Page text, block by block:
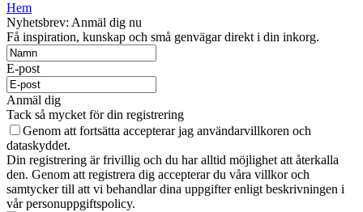
Hem
Nyhetsbrev: Anmäl dig nu
Få inspiration, kunskap och små genvägar direkt i din inkorg.
E-post
Anmäl dig
Tack så mycket för din registrering
Genom att fortsätta accepterar jag användarvillkoren och
dataskyddet.
Din registrering är frivillig och du har alltid möjlighet att återkalla
den. Genom att registrera dig accepterar du våra villkor och
samtycker till att vi behandlar dina uppgifter enligt beskrivningen i
vår personuppgiftspolicy.